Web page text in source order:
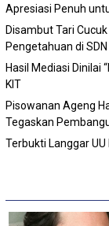
Apresiasi Penuh
Disambut Tari
Pengetahuan di
Hasil Mediasi Dinilai
KIT
Pisowanan Ageng
Tegaskan
Terbukti Langgar